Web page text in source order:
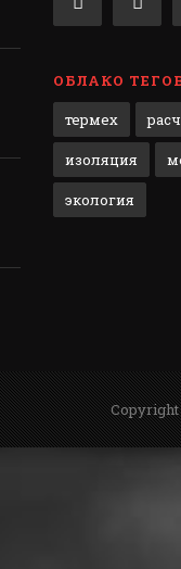
ОБЛАКО
термех
изоляция
экология